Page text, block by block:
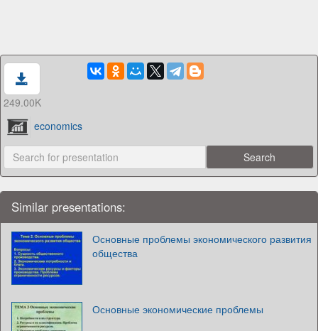
249.00K
economics
Similar presentations:
Основные проблемы экономического развития
общества
Основные экономические проблемы